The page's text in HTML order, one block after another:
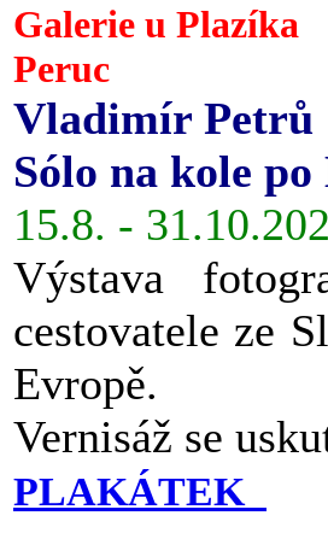
Galerie u Plazíka
Peruc
Vladimír Petrů
Sólo na kole po
15.8. -
Výstava
cestovatele ze
Evropě.
Vernisáž se
PLAKÁTEK